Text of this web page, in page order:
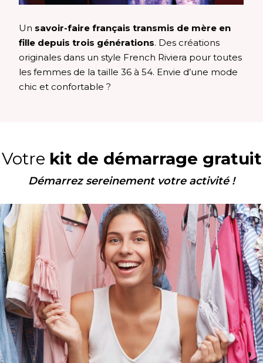
Un savoir-faire français transmis de mère en
fille depuis trois générations. Des créations
originales dans un style French Riviera pour toutes
les femmes de la taille 36 à 54. Envie d’une mode
chic et confortable ?
Votre kit de démarrage gratuit
Démarrez sereinement votre activité !